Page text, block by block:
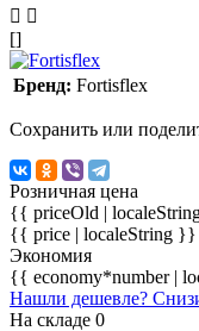
[]
Бренд: Fortisflex
Сохранить или
Розничная цена
{{ priceOld |
{{ price | localeString }}
Экономия
{{ economy*number |
Нашли дешевле?
На складе 0